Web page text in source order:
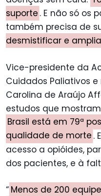
suporte . E não só os
também precisa de
desmistificar e
Vice-presidente da
Cuidados Paliativos
Carolina de Araújo
estudos que
Brasil está em 79ª
qualidade de morte .
acesso a opióides,
dos pacientes, e à
“ Menos de 200